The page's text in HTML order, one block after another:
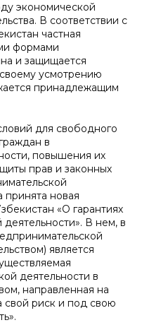
экономической
В соответствии с
частная
формами
и защищается
усмотрению
принадлежащим
для свободного
в
повышения их
прав и законных
принята новая
«О гарантиях
В нем, в
является
деятельности в
направленная на
свой риск и под свою